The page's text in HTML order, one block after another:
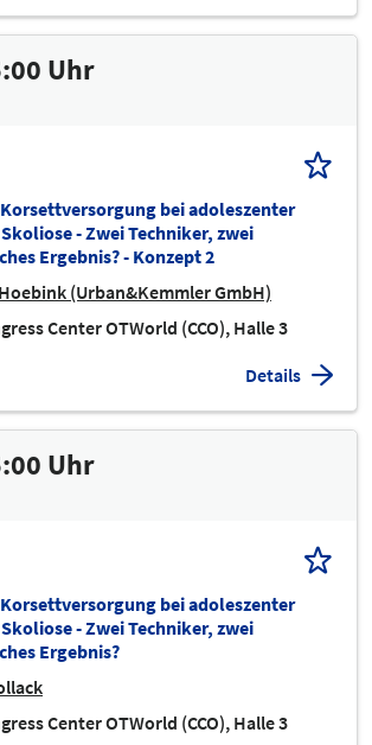
Uhr
bei adoleszenter
- Zwei Techniker, zwei
Ergebnis? - Konzept 2
(Urban&Kemmler GmbH)
Center OTWorld (CCO), Halle 3
Details
Uhr
bei adoleszenter
- Zwei Techniker, zwei
Ergebnis?
Center OTWorld (CCO), Halle 3